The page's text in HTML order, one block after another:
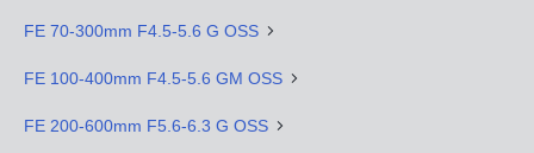
FE 70-300mm F4.5-5.6 G OSS
FE 100-400mm F4.5-5.6 GM OSS
FE 200-600mm F5.6-6.3 G OSS